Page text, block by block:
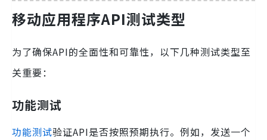
移动应用程序API测试类型
为了确保API的全面性和可靠性，以下几种测试类型至
关重要：
功能测试
功能测试验证API是否按照预期执行。例如，发送一个